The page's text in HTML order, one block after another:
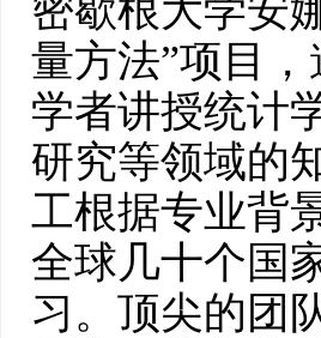
密歇根大学安
量方法”项目
学者讲授统计
研究等领域的
工根据专业背
全球几十个国
习。顶尖的团